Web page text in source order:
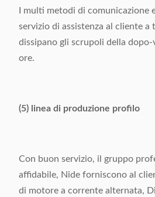
I multi metodi di comunicazione
servizio di assistenza al cliente a
dissipano gli scrupoli della
ore.
(5) linea di produzione profilo
Con buon servizio, il gruppo
affidabile, Nide forniscono al
di motore a corrente alternata,